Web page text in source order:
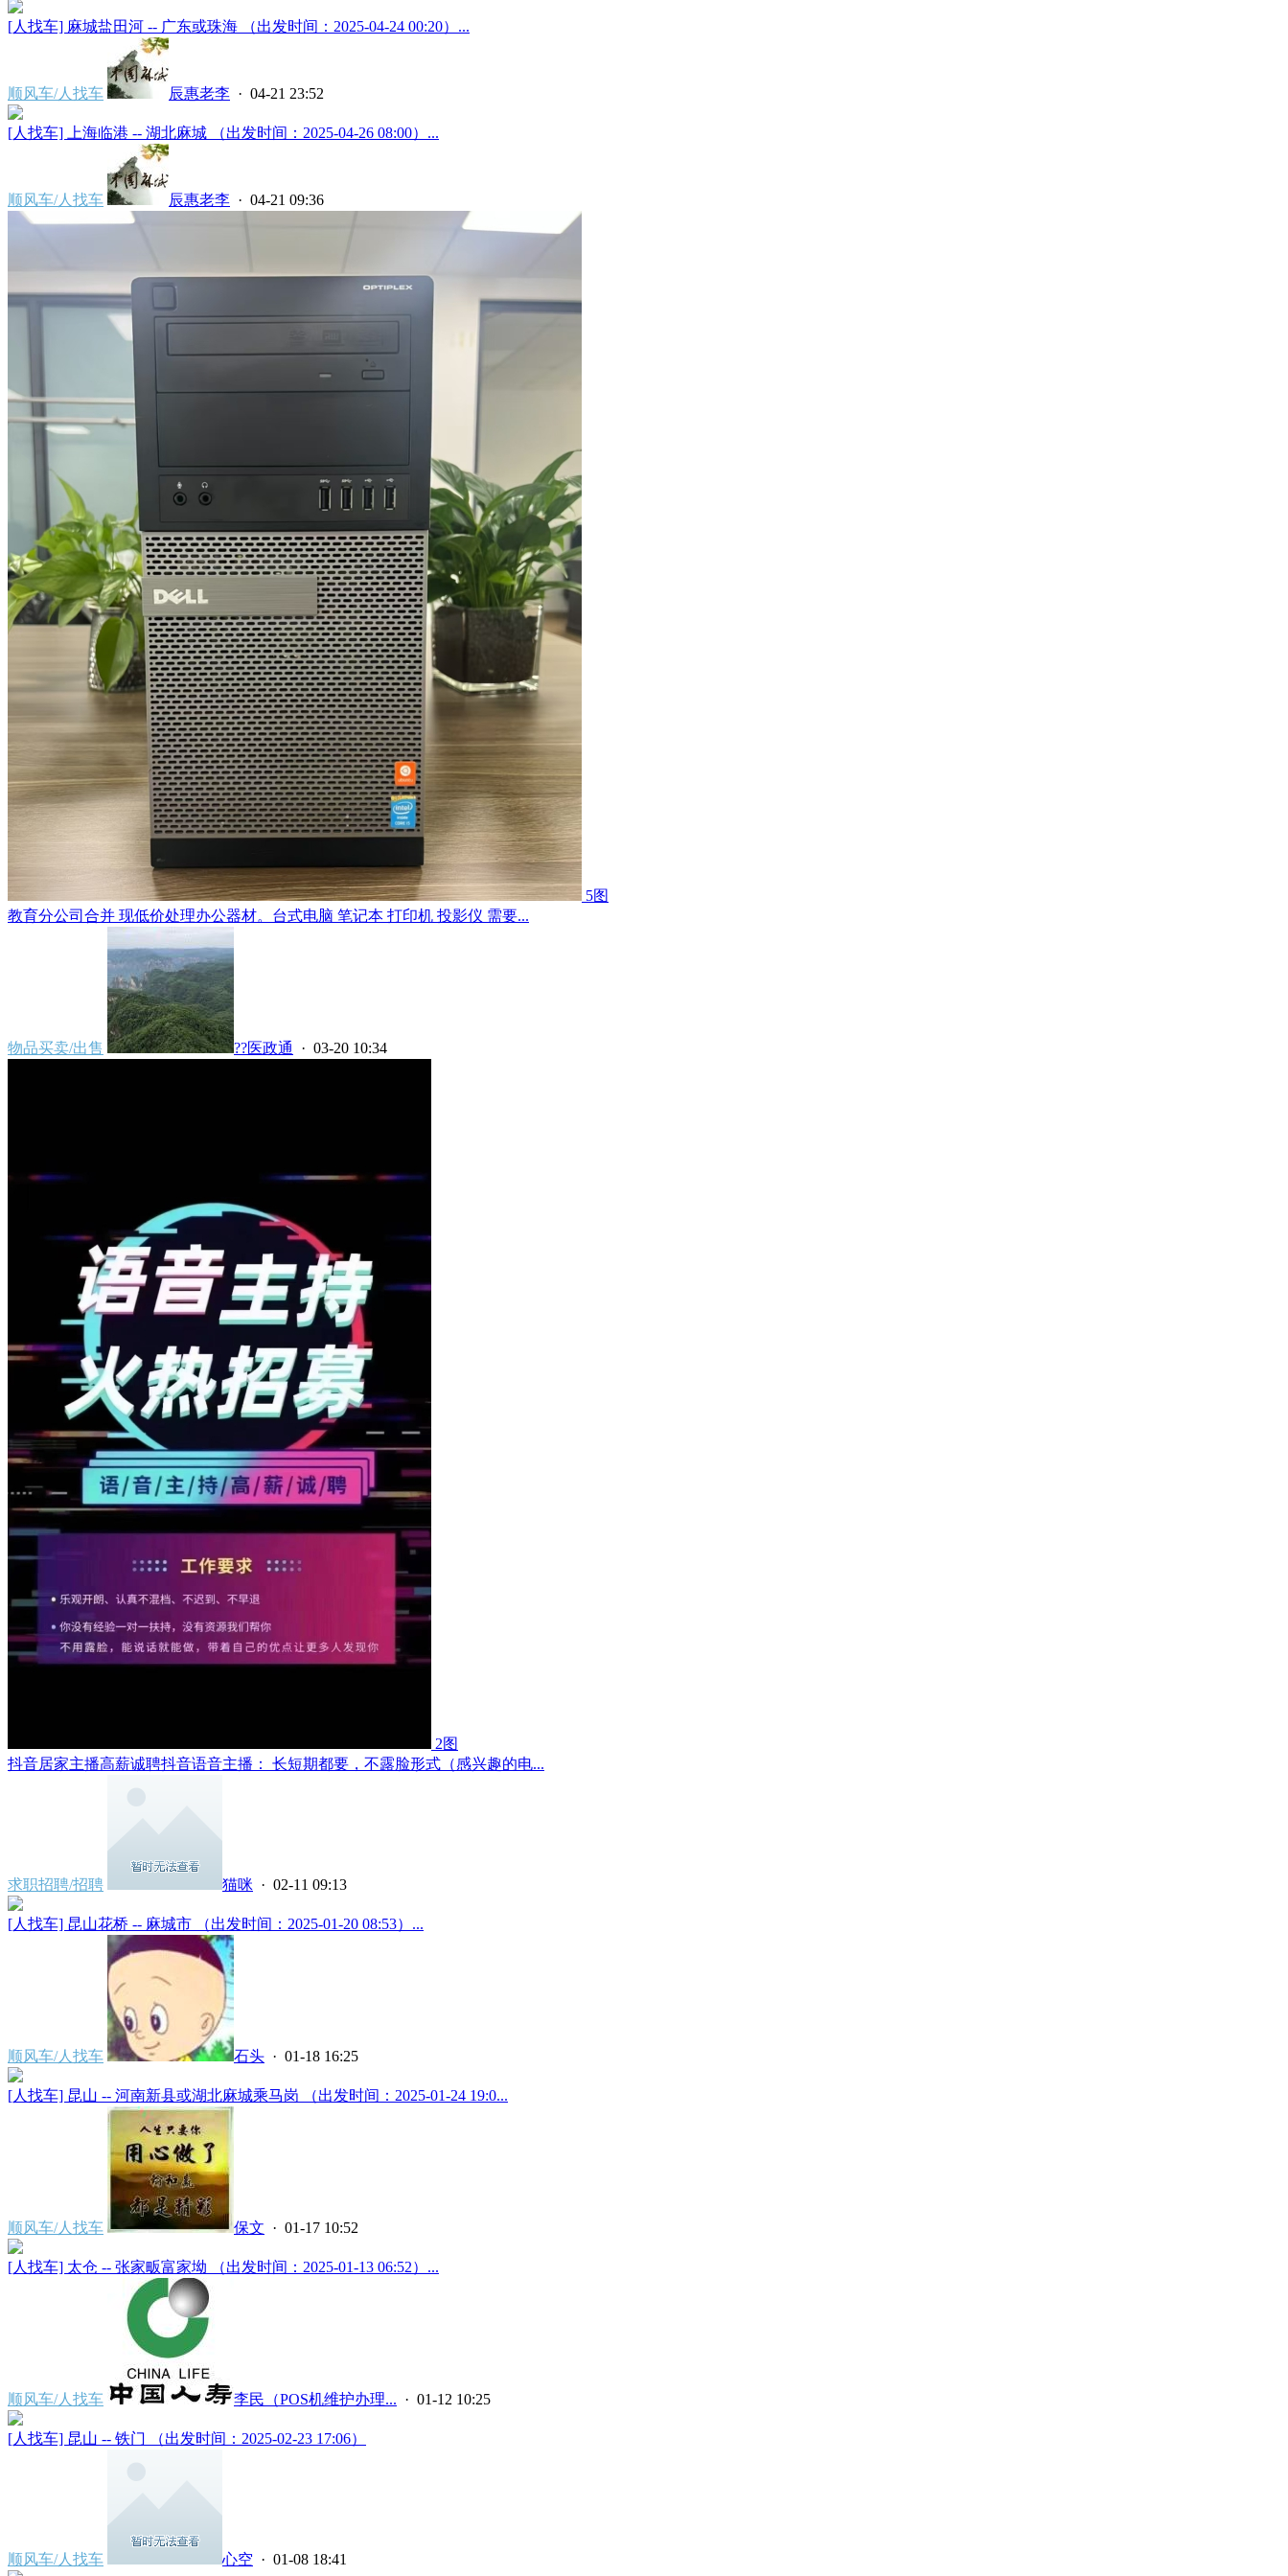
[人找车] 麻城盐田河 -- 广东或珠海 （出发时间：2025-04-24 00:20）...
顺风车/人找车 辰惠老李 · 04-21 23:52
[人找车] 上海临港 -- 湖北麻城 （出发时间：2025-04-26 08:00）...
顺风车/人找车 辰惠老李 · 04-21 09:36
5图
教育分公司合并 现低价处理办公器材。台式电脑 笔记本 打印机 投影仪 需要...
物品买卖/出售 ??医政通 · 03-20 10:34
2图
抖音居家主播高薪诚聘抖音语音主播： 长短期都要，不露脸形式（感兴趣的电...
求职招聘/招聘 猫咪 · 02-11 09:13
[人找车] 昆山花桥 -- 麻城市 （出发时间：2025-01-20 08:53）...
顺风车/人找车 石头 · 01-18 16:25
[人找车] 昆山 -- 河南新县或湖北麻城乘马岗 （出发时间：2025-01-24 19:0...
顺风车/人找车 保文 · 01-17 10:52
[人找车] 太仓 -- 张家畈富家坳 （出发时间：2025-01-13 06:52）...
顺风车/人找车 李民（POS机维护办理... · 01-12 10:25
[人找车] 昆山 -- 铁门 （出发时间：2025-02-23 17:06）
顺风车/人找车 心空 · 01-08 18:41